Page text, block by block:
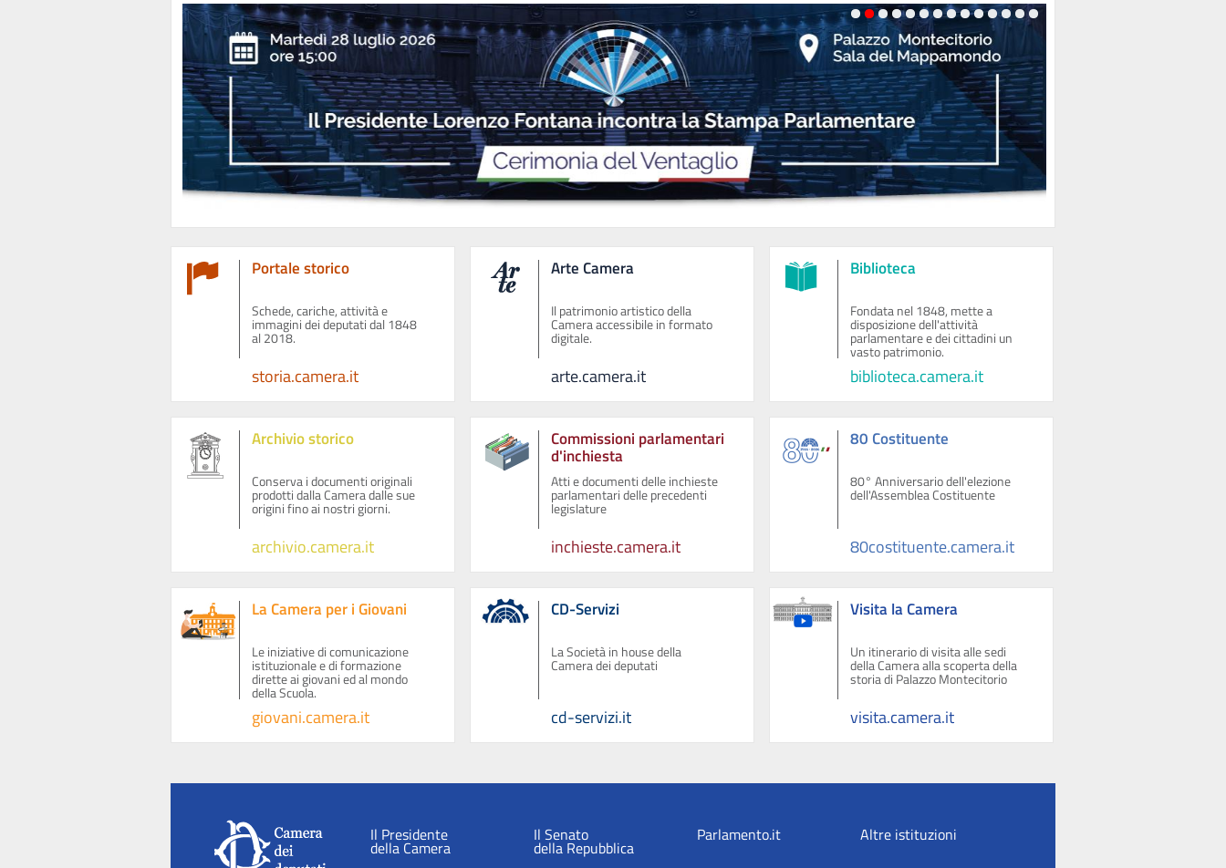
Portale storico
Schede, cariche, attività e
immagini dei deputati dal 1848
al 2018.
storia.camera.it
Arte Camera
Il patrimonio artistico della
Camera accessibile in formato
digitale.
arte.camera.it
Biblioteca
Fondata nel 1848, mette a
disposizione dell'attività
parlamentare e dei cittadini un
vasto patrimonio.
biblioteca.camera.it
Archivio storico
Conserva i documenti originali
prodotti dalla Camera dalle sue
origini fino ai nostri giorni.
archivio.camera.it
Commissioni parlamentari
d'inchiesta
Atti e documenti delle inchieste
parlamentari delle precedenti
legislature
inchieste.camera.it
80 Costituente
80° Anniversario dell'elezione
dell'Assemblea Costituente
80costituente.camera.it
La Camera per i Giovani
Le iniziative di comunicazione
istituzionale e di formazione
dirette ai giovani ed al mondo
della Scuola.
giovani.camera.it
CD-Servizi
La Società in house della
Camera dei deputati
cd-servizi.it
Visita la Camera
Un itinerario di visita alle sedi
della Camera alla scoperta della
storia di Palazzo Montecitorio
visita.camera.it
Il Presidente
della Camera
Il Senato
della Repubblica
Parlamento.it Altre istituzioni